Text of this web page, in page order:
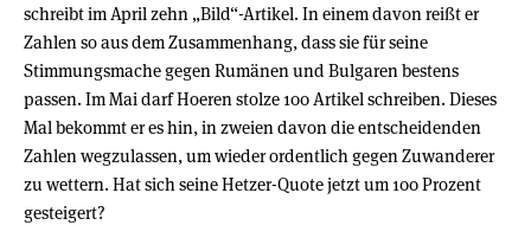
schreibt im April zehn „Bild“-Artikel. In einem davon reißt er
Zahlen so aus dem Zusammenhang, dass sie für seine
Stimmungsmache gegen Rumänen und Bulgaren bestens
passen. Im Mai darf Hoeren stolze 100 Artikel schreiben. Dieses
Mal bekommt er es hin, in zweien davon die entscheidenden
Zahlen wegzulassen, um wieder ordentlich gegen Zuwanderer
zu wettern. Hat sich seine Hetzer-Quote jetzt um 100 Prozent
gesteigert?